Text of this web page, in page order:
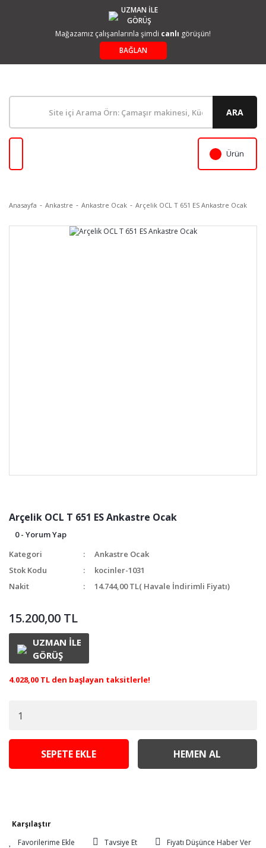
UZMAN İLE
GÖRÜŞ
Mağazamız çalışanlarınla şimdi canlı görüşün!
BAĞLAN
ARA
Ürün
Anasayfa Ankastre Ankastre Ocak Arçelik OCL T 651 ES Ankastre Ocak
Arçelik OCL T 651 ES Ankastre Ocak
0 - Yorum Yap
Kategori
Ankastre Ocak
Stok Kodu
kocinler-1031
Nakit
14.744,00 TL( Havale İndirimli Fiyatı)
15.200,00 TL
UZMAN İLE
GÖRÜŞ
4.028,00 TL den başlayan taksitlerle!
SEPETE EKLE HEMEN AL
Karşılaştır
Tavsiye Et
Fiyatı Düşünce Haber Ver